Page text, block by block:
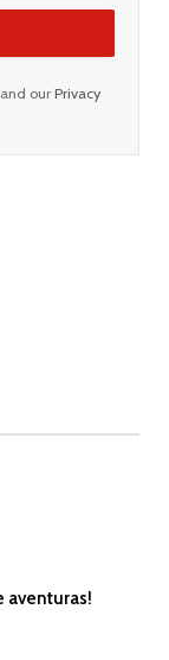
our Privacy
aventuras!